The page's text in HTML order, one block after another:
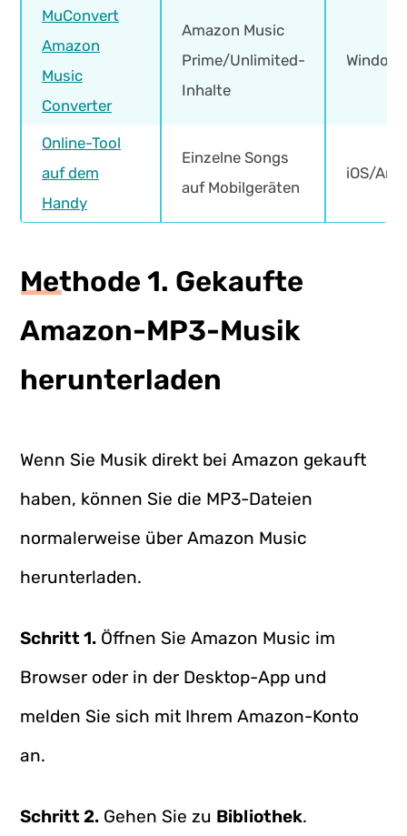
MuConvert
Amazon
Music
Converter
Amazon Music
Prime/Unlimited-
Inhalte
Online-Tool
auf dem
Handy
Einzelne Songs
auf Mobilgeräten
iOS/
Methode 1. Gekaufte
Amazon-MP3-Musik
herunterladen
Wenn Sie Musik direkt bei Amazon gekauft
haben, können Sie die MP3-Dateien
normalerweise über Amazon Music
herunterladen.
Schritt 1. Öffnen Sie Amazon Music im
Browser oder in der Desktop-App und
melden Sie sich mit Ihrem Amazon-Konto
an.
Schritt 2. Gehen Sie zu Bibliothek.